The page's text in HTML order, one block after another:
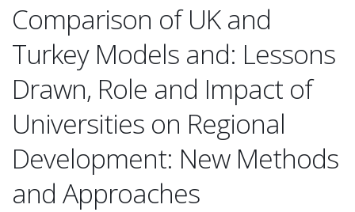
Comparison of UK and
Turkey Models and: Lessons
Drawn, Role and Impact of
Universities on Regional
Development: New Methods
and Approaches